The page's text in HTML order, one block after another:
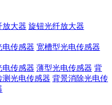
放大器 旋钮光纤放大器
电传感器 宽槽型光电传感器
电传感器 薄型光电传感器 背
测光电传感器 背景消除光电传